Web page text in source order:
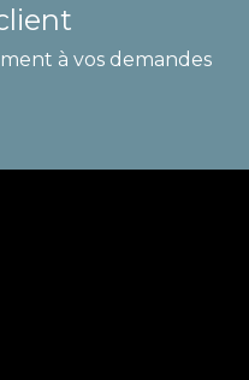
à vos demandes